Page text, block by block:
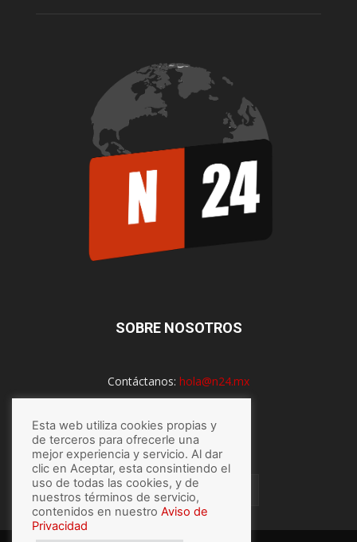
SOBRE NOSOTROS
Contáctanos: hola@n24.mx
SÍGUENOS
Esta web utiliza cookies propias y
de terceros para ofrecerle una
mejor experiencia y servicio. Al dar
clic en Aceptar, esta consintiendo el
uso de todas las cookies, y de
nuestros términos de servicio,
contenidos en nuestro Aviso de
Privacidad